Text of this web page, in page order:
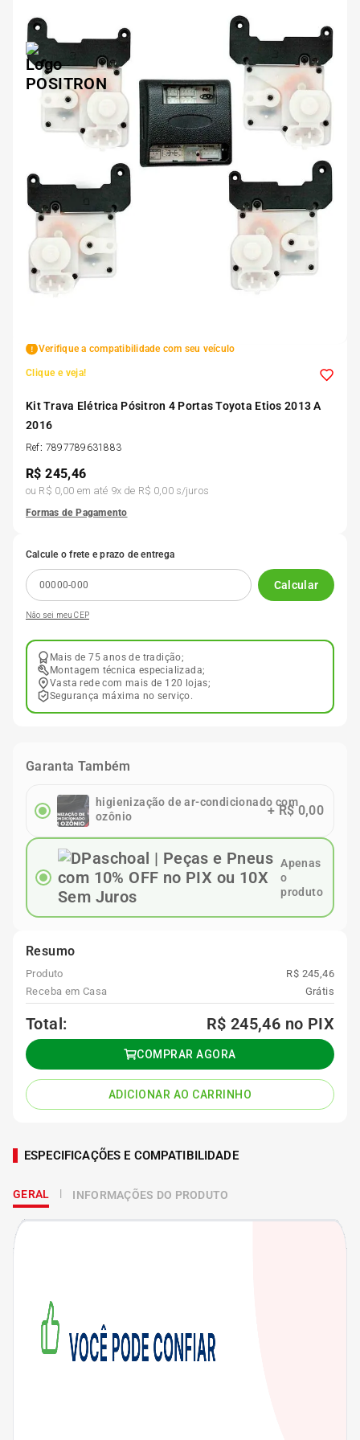
Verifique a compatibilidade com seu veículo
Clique e veja!
Kit Trava Elétrica Pósitron 4 Portas Toyota Etios 2013 A
2016
Ref: 7897789631883
R$245,46
ou R$ 0,00 em até 9x de R$ 0,00s/juros
Formas de Pagamento
Calcule o frete e prazo de entrega
Calcular
Não sei meu CEP
Mais de 75 anos de tradição;
Montagem técnica especializada;
Vasta rede com mais de 120 lojas;
Segurança máxima no serviço.
Garanta Também
higienização de ar-condicionado com
ozônio
+R$ 0,00
Apenas
o
produto
Resumo
Produto
R$ 245,46
Receba em Casa
Grátis
Total: R$ 245,46 no PIX
COMPRAR AGORA
ADICIONAR AO CARRINHO
ESPECIFICAÇÕES E COMPATIBILIDADE
GERAL INFORMAÇÕES DO PRODUTO
5
6º 205 55r16
7º Pneu
195 55r15
9º 175 65 14
10º 175 70r13